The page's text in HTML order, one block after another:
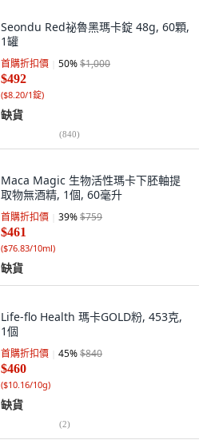
Seondu Red祕魯黑瑪卡錠 48g, 60顆,
1罐
首購折扣價 50%$1,000
$492
($8.20/1錠)
缺貨
(840)
Maca Magic 生物活性瑪卡下胚軸提
取物無酒精, 1個, 60毫升
首購折扣價 39%$759
$461
($76.83/10ml)
缺貨
Life-flo Health 瑪卡GOLD粉, 453克,
1個
首購折扣價 45%$840
$460
($10.16/10g)
缺貨
(2)